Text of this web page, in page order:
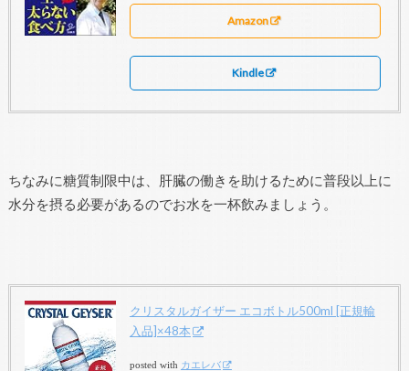
Amazon
Kindle
ちなみに糖質制限中は、肝臓の働きを助けるために普段以上に
水分を摂る必要があるのでお水を一杯飲みましょう。
クリスタルガイザー エコボトル500ml [正規輸
入品]×48本
posted with カエレバ